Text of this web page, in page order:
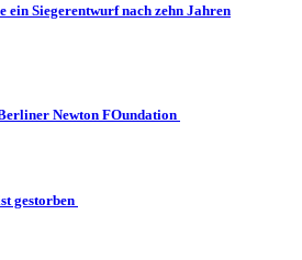
Siegerentwurf nach zehn Jahren
Newton FOundation
gestorben